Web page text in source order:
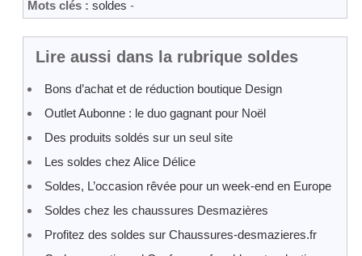
Mots clés : soldes -
Lire aussi dans la rubrique soldes
Bons d’achat et de réduction boutique Design
Outlet Aubonne : le duo gagnant pour Noël
Des produits soldés sur un seul site
Les soldes chez Alice Délice
Soldes, L’occasion rêvée pour un week-end en Europe
Soldes chez les chaussures Desmazières
Profitez des soldes sur Chaussures-desmazieres.fr